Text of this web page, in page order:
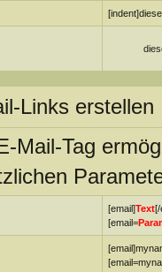
Links erstellen
Mail-Tag
[email]Text[/
[email=